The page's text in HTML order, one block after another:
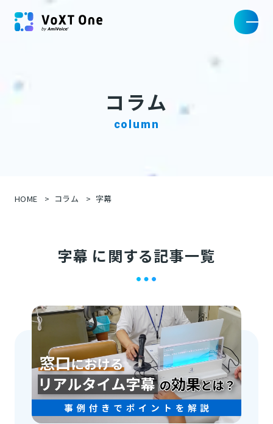
コラム
column
HOME コラム 字幕
字幕 に関する記事一覧